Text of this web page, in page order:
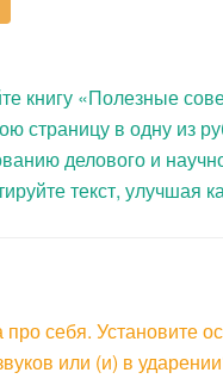
книгу «Полезные
страницу в одну из
делового и
текст, улучшая
про себя. Установите
или (и) в